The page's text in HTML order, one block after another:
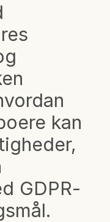
kan
GDPR-